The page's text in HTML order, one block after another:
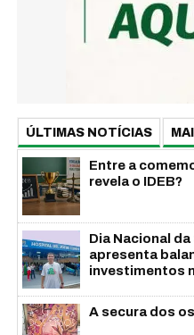
ÚLTIMAS NOTÍCIAS
Entre a
revela o IDEB?
Dia Nacional
apresenta
investimentos
A secura dos